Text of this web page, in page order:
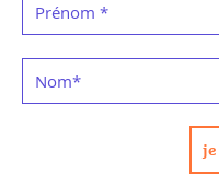
Prénom *
Nom*